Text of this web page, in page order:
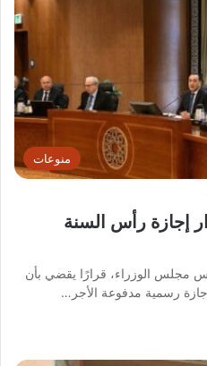
منوعات
إجازة رأس السنة
مجلس الوزراء، قرارًا يقضي بأن